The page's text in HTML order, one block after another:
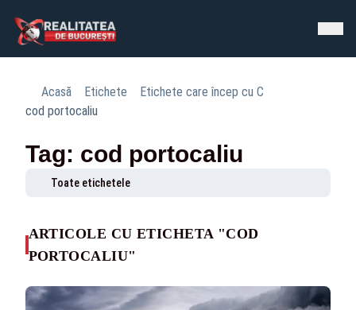
Acasă Etichete
Etichete care încep cu C
cod portocaliu
Tag: cod portocaliu
Toate etichetele
ARTICOLE CU ETICHETA "COD
PORTOCALIU"